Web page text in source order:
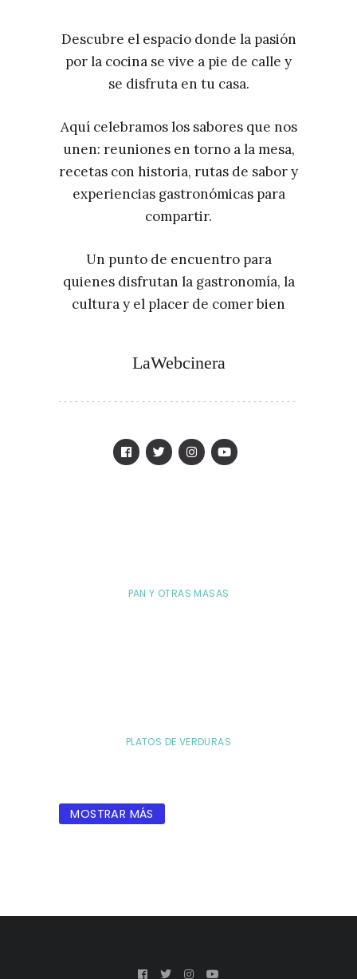
Descubre el espacio donde la pasión
por la cocina se vive a pie de calle y
se disfruta en tu casa.
Aquí celebramos los sabores que nos
unen: reuniones en torno a la mesa,
recetas con historia, rutas de sabor y
experiencias gastronómicas para
compartir.
Un punto de encuentro para
quienes disfrutan la gastronomía, la
cultura y el placer de comer bien
LaWebcinera
PAN Y OTRAS MASAS
PLATOS DE VERDURAS
MOSTRAR MÁS